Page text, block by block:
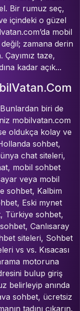
Bir rumuz seç,
içindeki o güzel
mobil
zamana derin
taze,
kadar açık...
biri de
mobilvatan.com
oldukça kolay ve
sohbet,
chat siteleri,
mobil sohbet
veya mobil
sohbet, Kalbim
Eski mynet
Türkiye sohbet,
Canlısaray
siteleri, Sohbet
vs vs. Kısacası
motoruna
bulup giriş
belirleyip anında
sohbet, ücretsiz
tadını çıkarın.